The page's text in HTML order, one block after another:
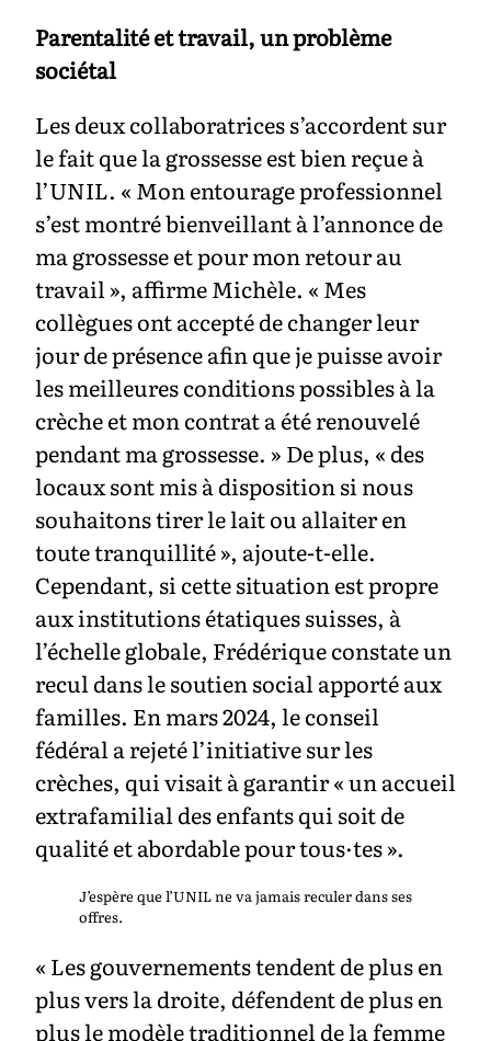
Parentalité et travail, un problème
sociétal
Les deux collaboratrices s’accordent sur
le fait que la grossesse est bien reçue à
l’UNIL. « Mon entourage professionnel
s’est montré bienveillant à l’annonce de
ma grossesse et pour mon retour au
travail », affirme Michèle. « Mes
collègues ont accepté de changer leur
jour de présence afin que je puisse avoir
les meilleures conditions possibles à la
crèche et mon contrat a été renouvelé
pendant ma grossesse. » De plus, « des
locaux sont mis à disposition si nous
souhaitons tirer le lait ou allaiter en
toute tranquillité », ajoute-t-elle.
Cependant, si cette situation est propre
aux institutions étatiques suisses, à
l’échelle globale, Frédérique constate un
recul dans le soutien social apporté aux
familles. En mars 2024, le conseil
fédéral a rejeté l’initiative sur les
crèches, qui visait à garantir « un accueil
extrafamilial des enfants qui soit de
qualité et abordable pour tous·tes ».
J’espère que l’UNIL ne va jamais reculer dans ses
offres.
« Les gouvernements tendent de plus en
plus vers la droite, défendent de plus en
plus le modèle traditionnel de la femme